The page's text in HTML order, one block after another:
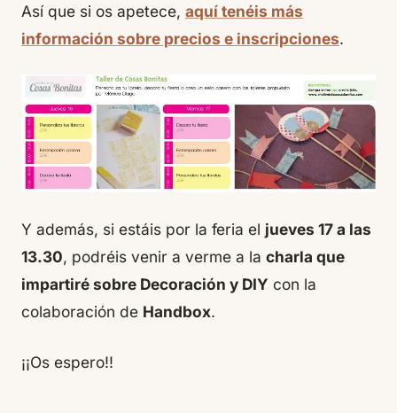
Así que si os apetece, aquí tenéis más
información sobre precios e inscripciones.
Y además, si estáis por la feria el jueves 17 a las
13.30, podréis venir a verme a la charla que
impartiré sobre Decoración y DIY con la
colaboración de Handbox.
¡¡Os espero!!